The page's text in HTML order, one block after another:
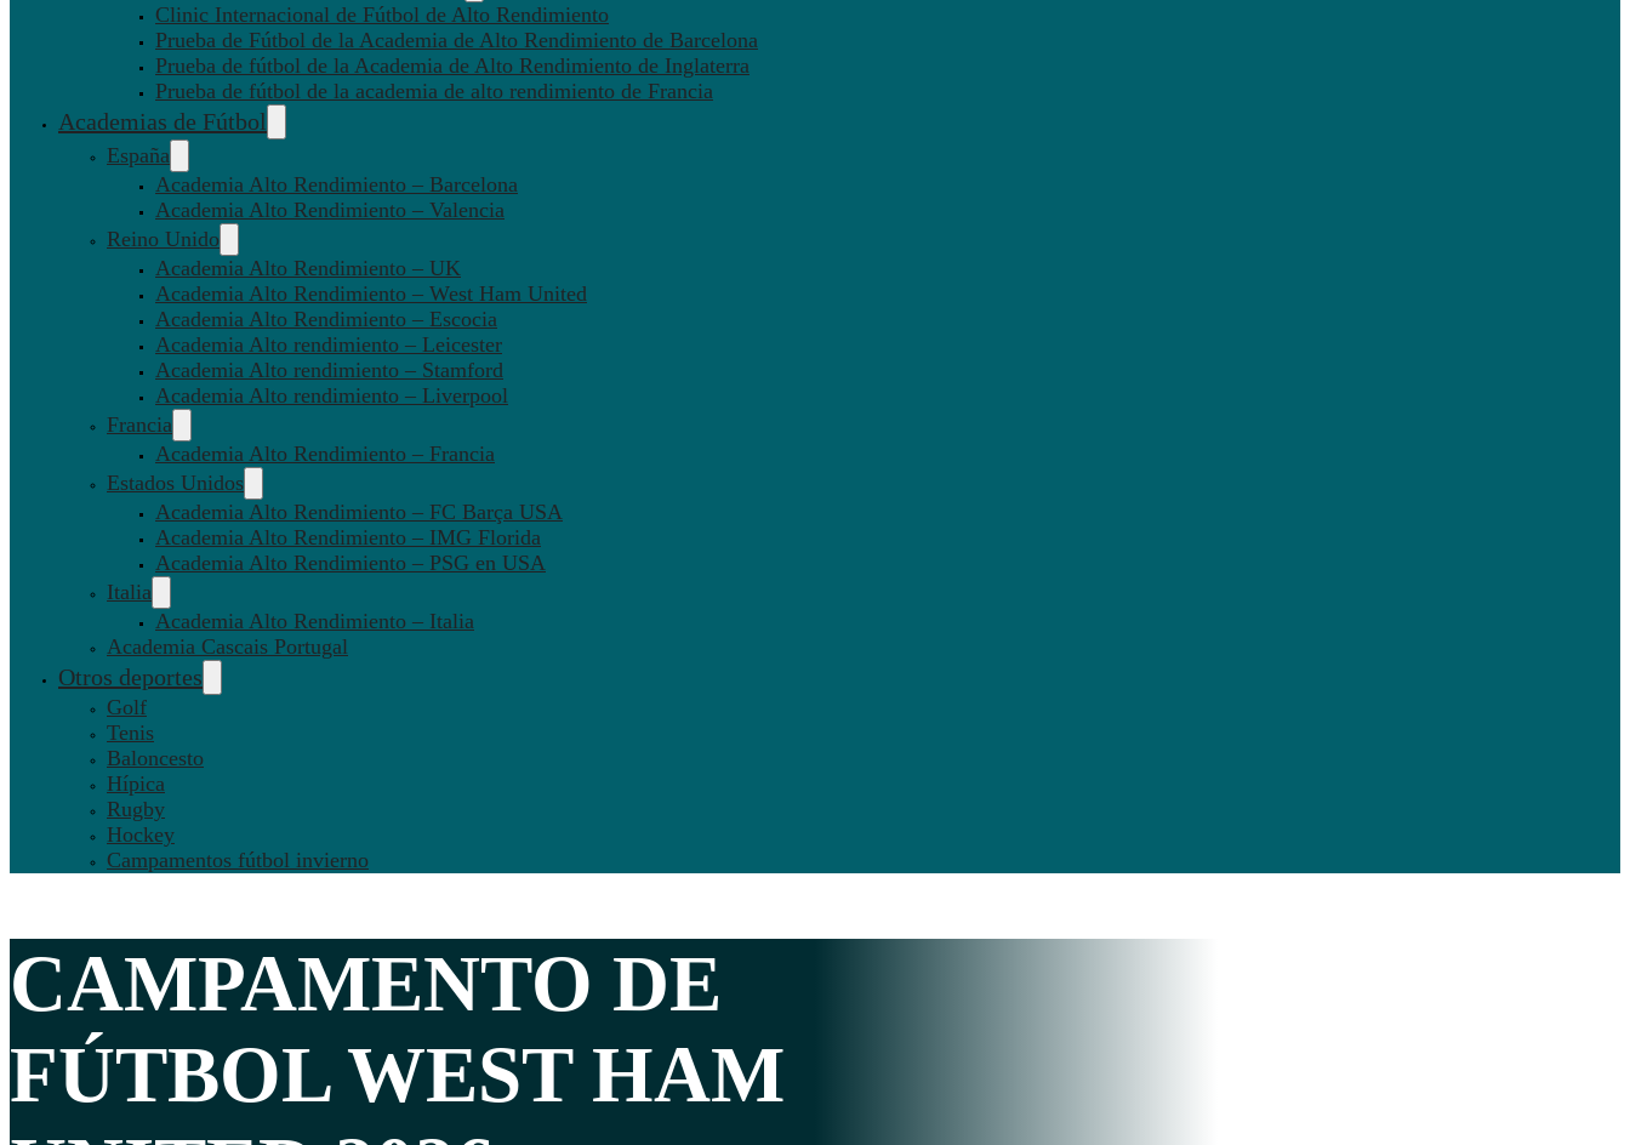
Clinic Internacional de Fútbol de Alto Rendimiento
Prueba de Fútbol de la Academia de Alto Rendimiento de Barcelona
Prueba de fútbol de la Academia de Alto Rendimiento de Inglaterra
Prueba de fútbol de la academia de alto rendimiento de Francia
Academias de Fútbol
España
Academia Alto Rendimiento – Barcelona
Academia Alto Rendimiento – Valencia
Reino Unido
Academia Alto Rendimiento – UK
Academia Alto Rendimiento – West Ham United
Academia Alto Rendimiento – Escocia
Academia Alto rendimiento – Leicester
Academia Alto rendimiento – Stamford
Academia Alto rendimiento – Liverpool
Francia
Academia Alto Rendimiento – Francia
Estados Unidos
Academia Alto Rendimiento – FC Barça USA
Academia Alto Rendimiento – IMG Florida
Academia Alto Rendimiento – PSG en USA
Italia
Academia Alto Rendimiento – Italia
Academia Cascais Portugal
Otros deportes
Golf
Tenis
Baloncesto
Hípica
Rugby
Hockey
Campamentos fútbol invierno
CAMPAMENTO DE
FÚTBOLWEST HAM